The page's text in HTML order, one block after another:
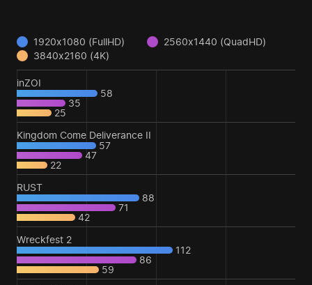
1920x1080 (FullHD)
2560x1440 (QuadHD)
3840x2160 (4K)
inZOI
58
35
25
Kingdom Come Deliverance II
57
47
22
RUST
88
71
42
Wreckfest 2
112
86
59